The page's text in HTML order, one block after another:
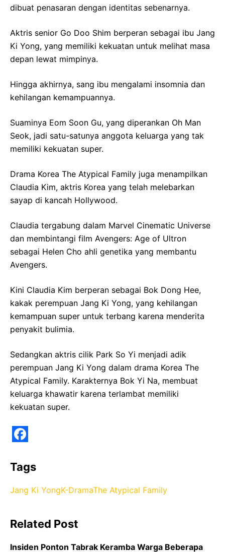
dibuat penasaran dengan identitas sebenarnya.
Aktris senior Go Doo Shim berperan sebagai ibu Jang
Ki Yong, yang memiliki kekuatan untuk melihat masa
depan lewat mimpinya.
Hingga akhirnya, sang ibu mengalami insomnia dan
kehilangan kemampuannya.
Suaminya Eom Soon Gu, yang diperankan Oh Man
Seok, jadi satu-satunya anggota keluarga yang tak
memiliki kekuatan super.
Drama Korea The Atypical Family juga menampilkan
Claudia Kim, aktris Korea yang telah melebarkan
sayap di kancah Hollywood.
Claudia tergabung dalam Marvel Cinematic Universe
dan membintangi film Avengers: Age of Ultron
sebagai Helen Cho ahli genetika yang membantu
Avengers.
Kini Claudia Kim berperan sebagai Bok Dong Hee,
kakak perempuan Jang Ki Yong, yang kehilangan
kemampuan super untuk terbang karena menderita
penyakit bulimia.
Sedangkan aktris cilik Park So Yi menjadi adik
perempuan Jang Ki Yong dalam drama Korea The
Atypical Family. Karakternya Bok Yi Na, membuat
keluarga khawatir karena terlambat memiliki
kekuatan super.
a
c
e
b
o
o
Tags
Jang Ki YongK-DramaThe Atypical Family
Related Post
Insiden Ponton Tabrak Keramba Warga Beberapa